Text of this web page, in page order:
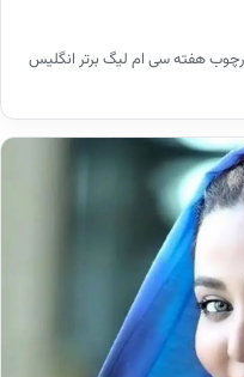
هفته سی ام لیگ برتر انگلیس